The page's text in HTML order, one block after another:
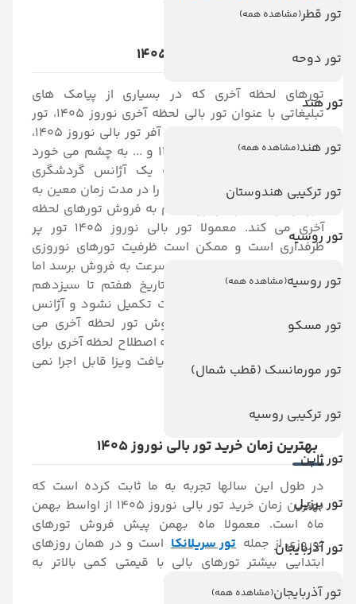
تور قطر(مشاهده همه)
تور دوحه
تور هند
تور هند(مشاهده همه)
تور ترکیبی هندوستان
تور روسیه
تور روسیه(مشاهده همه)
تور مسکو
تور مورمانسک (قطب شمال)
تور ترکیبی روسیه
تور ژاپن
تور برزیل
تور آذربایجان
تور آذربایجان(مشاهده همه)
تور لحظه آخری بالی نوروز 1405
تورهای لحظه آخری که در بسیاری از پیامک های
تبلیغاتی با عنوان تور بالی لحظه آخری نوروز 1405، تور
دقیقه نودی بالی نوروز 1405، آفر تور بالی نوروز 1405،
تور خیلی ارزان بالی نوروز 1405 و ... به چشم می خورد
معمولا برای زمانی است که یک آژانس گردشگری
نتوانسته باشد پکیج های خود را در مدت زمان معین به
فروش برساند، از این رو اقدام به فروش تورهای لحظه
آخری می کند. معمولا تور بالی نوروز 1405 تور پر
طرفداری است و ممکن است ظرفیت تورهای نوروزی
بالی برای هفته اول نوروز به سرعت به فروش برسد اما
برای نیمه دوم نوروز که از تاریخ هفتم تا سیزدهم
فروردین می باشد ممکن است تکمیل نشود و آژانس
های گردشگری اقدام به فروش تور لحظه آخری می
کنند. البته لازم به ذکر است که اصطلاح لحظه آخری برای
مسیر بالی به دلیل نیاز به دریافت ویزا قابل اجرا نمی
باشد.
بهترین زمان خرید تور بالی نوروز 1405
در طول این سالها تجربه به ما ثابت کرده است که
بهترین زمان خرید تور بالی نوروز 1405 از اواسط بهمن
ماه است. معمولا ماه بهمن پیش فروش تورهای
نوروزی از جمله تور سریلانکا است و در همان روزهای
ابتدایی بیشتر تورهای بالی با قیمتی کمی بالاتر به
فروش می رسد.